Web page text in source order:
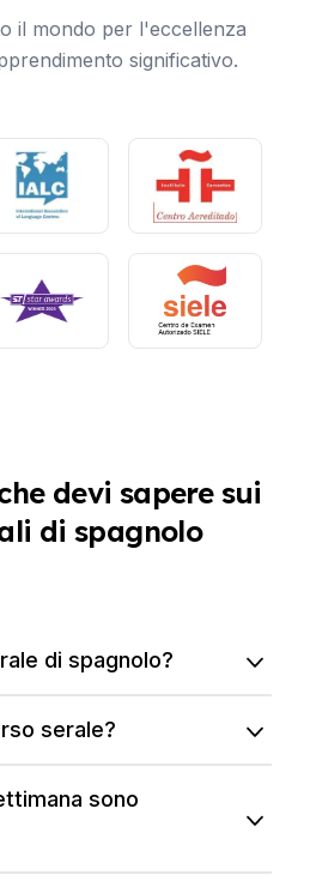
il mondo per l'eccellenza
significativo.
devi sapere sui
di spagnolo
di spagnolo?
serale?
sono